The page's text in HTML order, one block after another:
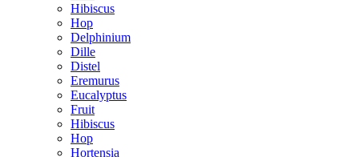
Hibiscus
Hop
Delphinium
Dille
Distel
Eremurus
Eucalyptus
Fruit
Hibiscus
Hop
Hortensia